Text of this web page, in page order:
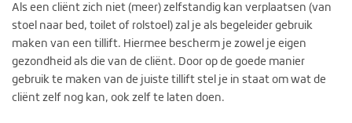
Als een cliënt zich niet (meer) zelfstandig kan verplaatsen (van
stoel naar bed, toilet of rolstoel) zal je als begeleider gebruik
maken van een tillift. Hiermee bescherm je zowel je eigen
gezondheid als die van de cliënt. Door op de goede manier
gebruik te maken van de juiste tillift stel je in staat om wat de
cliënt zelf nog kan, ook zelf te laten doen.